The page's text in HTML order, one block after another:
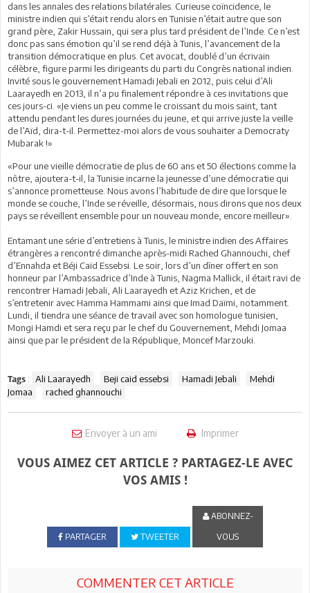
dans les annales des relations bilatérales. Curieuse coïncidence, le
ministre indien qui s’était rendu alors en Tunisie n’était autre que son
grand père, Zakir Hussain, qui sera plus tard président de l’Inde. Ce n’est
donc pas sans émotion qu’il se rend déjà à Tunis, l’avancement de la
transition démocratique en plus. Cet avocat, doublé d’un écrivain
célèbre, figure parmi les dirigeants du parti du Congrès national indien.
Invité sous le gouvernement Hamadi Jebali en 2012, puis celui d’Ali
Laarayedh en 2013, il n’a pu finalement répondre à ces invitations que
ces jours-ci. «Je viens un peu comme le croissant du mois saint, tant
attendu pendant les dures journées du jeune, et qui arrive juste la veille
de l’Aïd, dira-t-il. Permettez-moi alors de vous souhaiter a Democraty
Mubarak !»
«Pour une vieille démocratie de plus de 60 ans et 50 élections comme la
nôtre, ajoutera-t-il, la Tunisie incarne la jeunesse d’une démocratie qui
s’annonce prometteuse. Nous avons l’habitude de dire que lorsque le
monde se couche, l’Inde se réveille, désormais, nous dirons que nos deux
pays se réveillent ensemble pour un nouveau monde, encore meilleur».
Entamant une série d’entretiens à Tunis, le ministre indien des Affaires
étrangères a rencontré dimanche après-midi Rached Ghannouchi, chef
d’Ennahda et Béji Caïd Essebsi. Le soir, lors d’un dîner offert en son
honneur par l’Ambassadrice d’Inde à Tunis, Nagma Mallick, il était ravi de
rencontrer Hamadi Jebali, Ali Laarayedh et Aziz Krichen, et de
s’entretenir avec Hamma Hammami ainsi que Imad Daïmi, notamment.
Lundi, il tiendra une séance de travail avec son homologue tunisien,
Mongi Hamdi et sera reçu par le chef du Gouvernement, Mehdi Jomaa
ainsi que par le président de la République, Moncef Marzouki.
Tags : Ali Laarayedh Beji caid essebsi Hamadi Jebali
Mehdi
Jomaa
rached ghannouchi
Envoyer à un ami Imprimer
VOUS AIMEZ CET ARTICLE ? PARTAGEZ-LE AVEC
VOS AMIS !
PARTAGER TWEETER
ABONNEZ-
VOUS
COMMENTER CET ARTICLE